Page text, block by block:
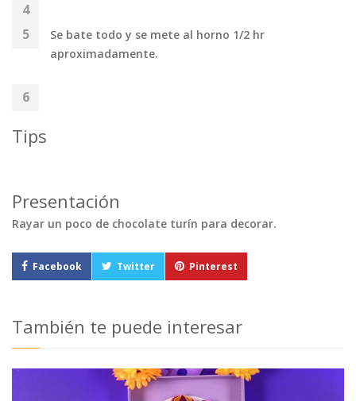
Se bate todo y se mete al horno 1/2 hr
aproximadamente.
Tips
Presentación
Rayar un poco de chocolate turín para decorar.
Facebook Twitter Pinterest
También te puede interesar